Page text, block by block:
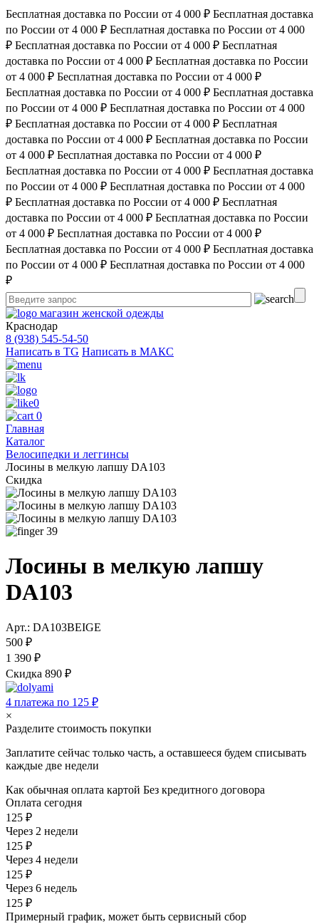
Бесплатная доставка по России от 4 000 ₽ Бесплатная доставка
по России от 4 000 ₽ Бесплатная доставка по России от 4 000
₽ Бесплатная доставка по России от 4 000 ₽ Бесплатная
доставка по России от 4 000 ₽ Бесплатная доставка по России
от 4 000 ₽ Бесплатная доставка по России от 4 000 ₽
Бесплатная доставка по России от 4 000 ₽ Бесплатная доставка
по России от 4 000 ₽ Бесплатная доставка по России от 4 000
₽ Бесплатная доставка по России от 4 000 ₽ Бесплатная
доставка по России от 4 000 ₽ Бесплатная доставка по России
от 4 000 ₽ Бесплатная доставка по России от 4 000 ₽
Бесплатная доставка по России от 4 000 ₽ Бесплатная доставка
по России от 4 000 ₽ Бесплатная доставка по России от 4 000
₽ Бесплатная доставка по России от 4 000 ₽ Бесплатная
доставка по России от 4 000 ₽ Бесплатная доставка по России
от 4 000 ₽ Бесплатная доставка по России от 4 000 ₽
Бесплатная доставка по России от 4 000 ₽ Бесплатная доставка
по России от 4 000 ₽ Бесплатная доставка по России от 4 000
₽
магазин женской одежды
Краснодар
8 (938) 545-54-50
Написать в TG Написать в МАКС
0
0
Главная
Каталог
Велосипедки и леггинсы
Лосины в мелкую лапшу DA103
Скидка
39
Лосины в мелкую лапшу
DA103
Арт.: DA103BEIGE
500 ₽
1 390 ₽
Скидка 890 ₽
4 платежа по 125 ₽
×
Разделите стоимость покупки
Заплатите сейчас только часть, а оставшееся будем списывать
каждые две недели
Как обычная оплата картой Без кредитного договора
Оплата сегодня
125 ₽
Через 2 недели
125 ₽
Через 4 недели
125 ₽
Через 6 недель
125 ₽
Примерный график, может быть сервисный сбор